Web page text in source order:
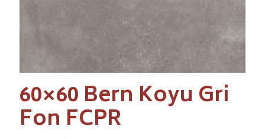
60×60 Bern Koyu Gri
Fon FCPR